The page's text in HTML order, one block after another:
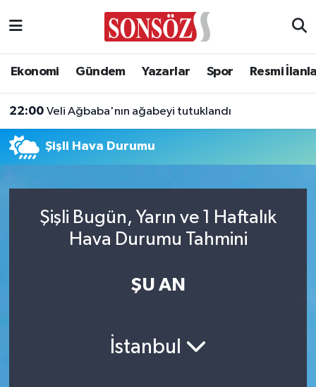
Ekonomi Gündem Yazarlar Spor Resmi
22:00 Veli Ağbaba'nın ağabeyi tutuklandı
Şişli Hava Durumu
Şişli Bugün, Yarın ve 1 Haftalık
Hava Durumu Tahmini
ŞU AN
İstanbul
Asayiş
Diğer
Ankara Nöbetçi Eczaneler
Tüm Manşetler